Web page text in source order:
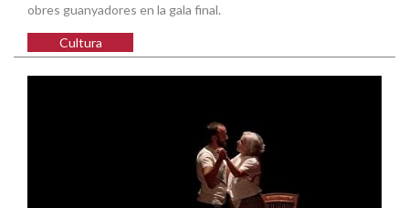
obres guanyadores en la gala final.
Cultura